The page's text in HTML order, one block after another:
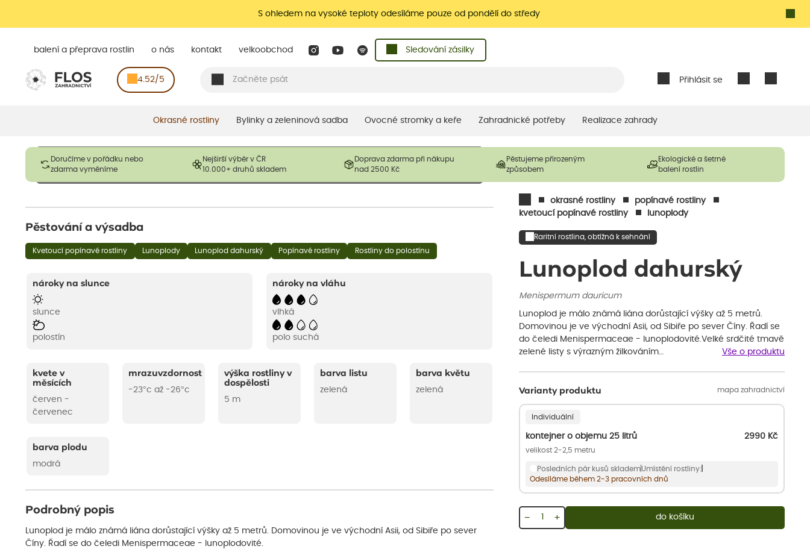
S ohledem na vysoké teploty odesíláme pouze od pondělí do středy
Přihlásit se
balení a přeprava rostlin o nás kontakt velkoobchod Sledování zásilky
4.52/5
Okrasné rostliny Bylinky a zeleninová sadba Ovocné stromky a keře Zahradnické potřeby Realizace zahrady
Doručíme v pořádku nebo
zdarma vyměníme
Nejširší výběr v ČR
10.000+ druhů skladem
Doprava zdarma při nákupu
nad 2500 Kč
Pěstujeme přirozeným
způsobem
Ekologické a šetrné
balení rostlin
okrasné rostliny
popínavé rostliny
kvetoucí popínavé rostliny
lunoplody
Raritní rostlina, obtížná k sehnání
Lunoplod dahurský
Menispermum dauricum
Lunoplod je málo známá liána dorůstající výšky až 5 metrů.
Domovinou je ve východní Asii, od Sibiře po sever Číny. Řadí se
do čeledi Menispermaceae - lunoplodovité.Velké srdčité tmavě
zelené listy s výrazným žilkováním…
Vše o produktu
Varianty produktu mapa zahradnictví
Individuální
kontejner o objemu 25 litrů 2990 Kč
velikost 2-2,5 metru
Posledních pár kusů sklademUmístění rostliny:
Odesíláme během 2-3 pracovních dnů
+
− do košíku
Obrázky slouží pouze pro ilustrační účely a mají reprezentovat prodávané produkty. V závislosti na sezónnosti mohou být
opadavé rostliny dodávány v dormantním stavu a bez listů. Rostliny mohou být také sestřiženy níže, než je uvedená
Pěstování a výsadba
Kvetoucí popínavé rostliny Lunoplody Lunoplod dahurský Popínavé rostliny Rostliny do polostínu
nároky na slunce
slunce
polostín
nároky na vláhu
vlhká
polo suchá
kvete v
měsících
červen -
červenec
mrazuvzdornost
-23°c až -26°c
výška rostliny v
dospělosti
5 m
barva listu
zelená
barva květu
zelená
barva plodu
modrá
Podrobný popis
Lunoplod je málo známá liána dorůstající výšky až 5 metrů. Domovinou je ve východní Asii, od Sibiře po sever
Číny. Řadí se do čeledi Menispermaceae - lunoplodovité.